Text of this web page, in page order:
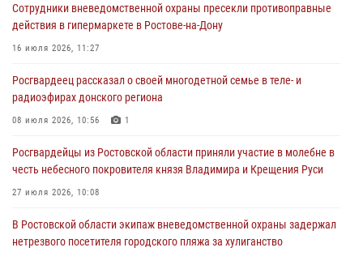
16 июля 2026, 11:27
Конкурс профессионального мастерства взрывотехников прошел в
15 июля 2026, 06:39
Сотрудники вневедомственной охраны пресекли противоправные
действия в гипермаркете в Ростове-на-Дону
16 июля 2026, 11:27
Росгвардеец рассказал о своей многодетной семье в теле- и
радиоэфирах донского региона
08 июля 2026, 10:56 1
Росгвардейцы из Ростовской области приняли участие в молебне в
честь небесного покровителя князя Владимира и Крещения Руси
27 июля 2026, 10:08
В Ростовской области экипаж вневедомственной охраны задержал
нетрезвого посетителя городского пляжа за хулиганство